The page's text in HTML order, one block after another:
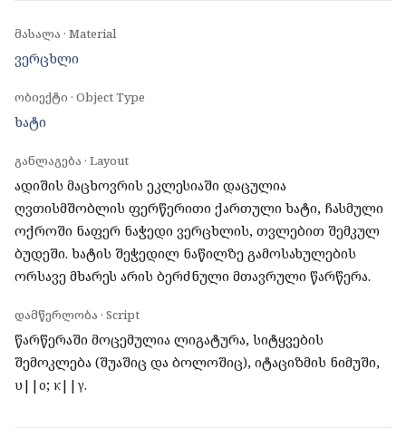
მასალა · Material
ვერცხლი
ობიექტი · Object Type
ხატი
განლაგება · Layout
ადიშის მაცხოვრის ეკლესიაში დაცულია
ღვთისმშობლის ფერწერითი ქართული ხატი, ჩასმული
ოქროში ნაფერ ნაჭედი ვერცხლის, თვლებით შემკულ
ბუდეში. ხატის შეჭედილ ნაწილზე გამოსახულების
ორსავე მხარეს არის ბერძნული მთავრული წარწერა.
დამწერლობა · Script
წარწერაში მოცემულია ლიგატურა, სიტყვების
შემოკლება (შუაშიც და ბოლოშიც), იტაციზმის ნიმუში,
υ||ο; κ||γ.